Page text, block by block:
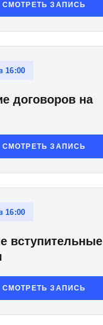
СМОТРЕТЬ ЗАПИСЬ
16:00
договоров на
СМОТРЕТЬ ЗАПИСЬ
16:00
вступительные
СМОТРЕТЬ ЗАПИСЬ